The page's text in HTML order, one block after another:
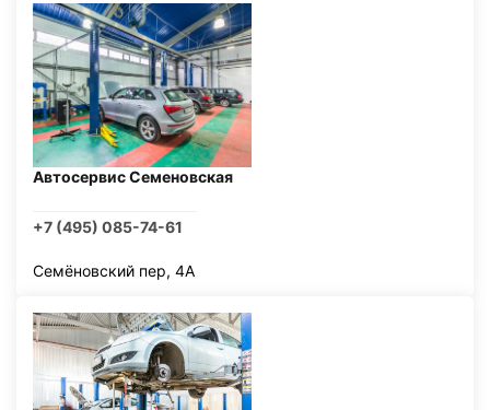
Автосервис Семеновская
+7 (495) 085-74-61
Семёновский пер, 4А